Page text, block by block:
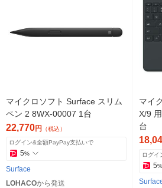
マイクロソフト Surface スリム
ペン 2 8WX-00007 1台
22,770円 （税込）
ログイン&全額PayPay支払いで
5%
Surface
LOHACOから発送
マイ
X/9
台
ログイ
5%